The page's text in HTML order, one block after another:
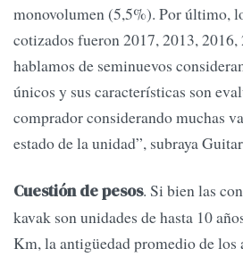
monovolumen (5,5%). Por último,
cotizados fueron 2017, 2013,
hablamos de seminuevos
únicos y sus características son
comprador considerando muchas
estado de la unidad”, subraya
Cuestión de pesos. Si bien las
kavak son unidades de hasta 10
Km, la antigüedad promedio de los